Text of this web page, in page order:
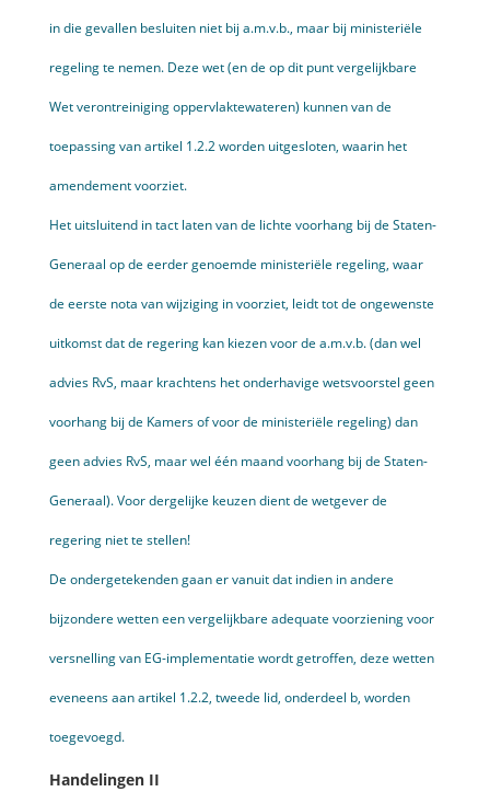
in die gevallen besluiten niet bij a.m.v.b., maar bij ministeriële
regeling te nemen. Deze wet (en de op dit punt vergelijkbare
Wet verontreiniging oppervlaktewateren) kunnen van de
toepassing van artikel 1.2.2 worden uitgesloten, waarin het
amendement voorziet.
Het uitsluitend in tact laten van de lichte voorhang bij de Staten­-
Generaal op de eerder genoemde ministeriële regeling, waar
de eerste nota van wijziging in voorziet, leidt tot de ongewenste
uitkomst dat de regering kan kiezen voor de a.m.v.b. (dan wel
advies RvS, maar krachtens het onderhavige wetsvoorstel geen
voorhang bij de Kamers of voor de ministeriële regeling) dan
geen advies RvS, maar wel één maand voorhang bij de Staten-
Generaal). Voor dergelijke keuzen dient de wetgever de
regering niet te stellen!
De ondergetekenden gaan er vanuit dat indien in andere
bijzondere wetten een vergelijkbare adequate voorziening voor
versnelling van EG-implementatie wordt getroffen, deze wetten
eveneens aan artikel 1.2.2, tweede lid, onderdeel b, worden
toegevoegd.
Handelingen II